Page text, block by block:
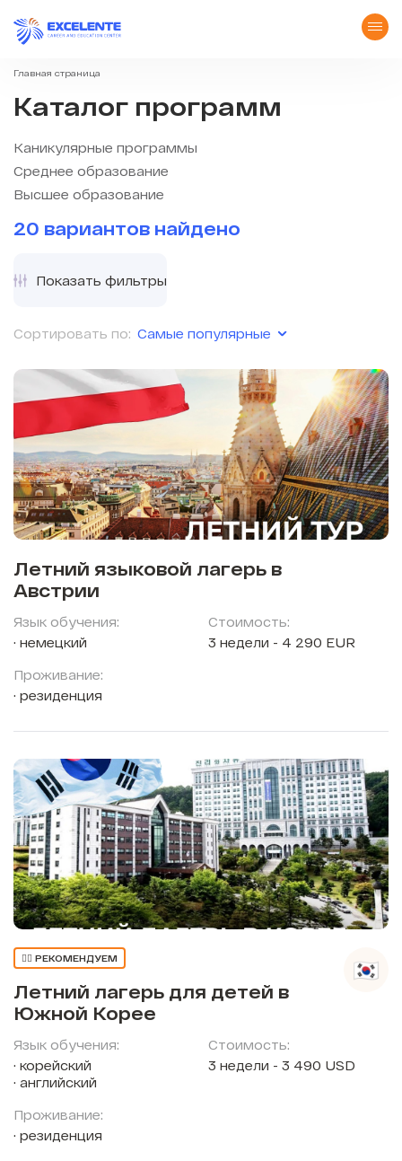
Главная страница
Каталог программ
Каникулярные программы
Среднее образование
Высшее образование
20 вариантов найдено
Сортировать по: Самые популярные
Показать фильтры
Летний языковой лагерь в
Австрии
Язык обучения:
немецкий
Проживание:
резиденция
Стоимость:
3 недели - 4 290 EUR
👍🏼 РЕКОМЕНДУЕМ
Летний лагерь для детей в
Южной Корее
Язык обучения:
корейский
английский
Проживание:
резиденция
Стоимость:
3 недели - 3 490 USD